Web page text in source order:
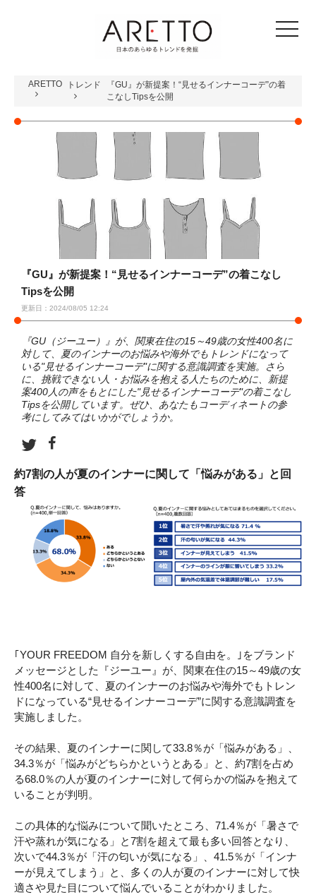
toggle
ARETTO トレンド
『GU』が新提案！“見せるインナーコーデ”の着
こなしTipsを公開
『GU』が新提案！“見せるインナーコーデ”の着こなし
Tipsを公開
更新日：2024/08/05 12:24
『GU（ジーユー）』が、関東在住の15～49歳の女性400名に
対して、夏のインナーのお悩みや海外でもトレンドになって
いる"見せるインナーコーデ"に関する意識調査を実施。さら
に、挑戦できない人・お悩みを抱える人たちのために、新提
案400人の声をもとにした"見せるインナーコーデ"の着こなし
Tipsを公開しています。ぜひ、あなたもコーディネートの参
考にしてみてはいかがでしょうか。
約7割の人が夏のインナーに関して「悩みがある」と回
答
｢YOUR FREEDOM 自分を新しくする自由を。｣をブランド
メッセージとした『ジーユー』が、関東在住の15～49歳の女
性400名に対して、夏のインナーのお悩みや海外でもトレン
ドになっている“見せるインナーコーデ”に関する意識調査を
実施しました。
その結果、夏のインナーに関して33.8％が「悩みがある」、
34.3％が「悩みがどちらかというとある」と、約7割を占め
る68.0％の人が夏のインナーに対して何らかの悩みを抱えて
いることが判明。
この具体的な悩みについて聞いたところ、71.4％が「暑さで
汗や蒸れが気になる」と7割を超えて最も多い回答となり、
次いで44.3％が「汗の匂いが気になる」、41.5％が「インナ
ーが見えてしまう」と、多くの人が夏のインナーに対して快
適さや見た目について悩んでいることがわかりました。